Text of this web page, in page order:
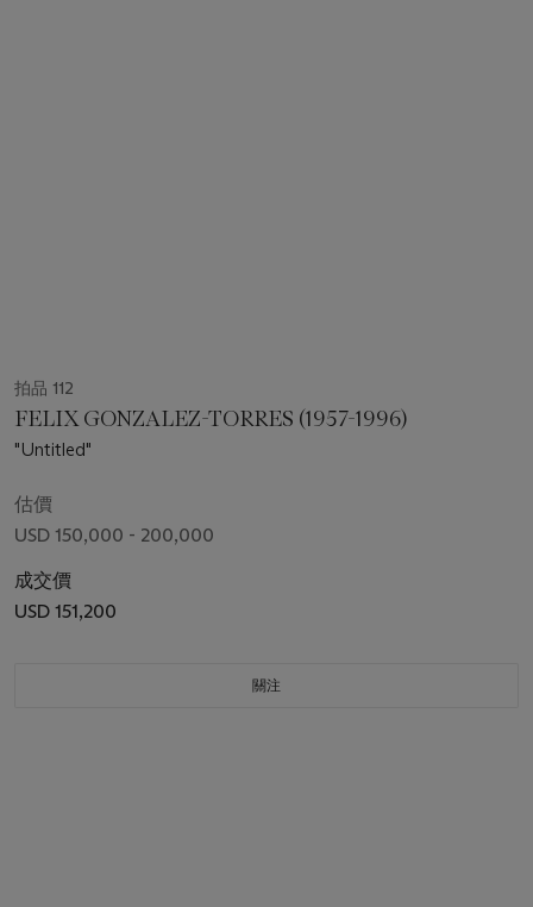
拍品 112
FELIX GONZALEZ-TORRES (1957-1996)
"Untitled"
估價
USD 150,000 - 200,000
成交價
USD 151,200
關注